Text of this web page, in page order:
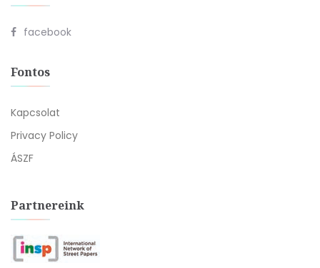
facebook
Fontos
Kapcsolat
Privacy Policy
ÁSZF
Partnereink